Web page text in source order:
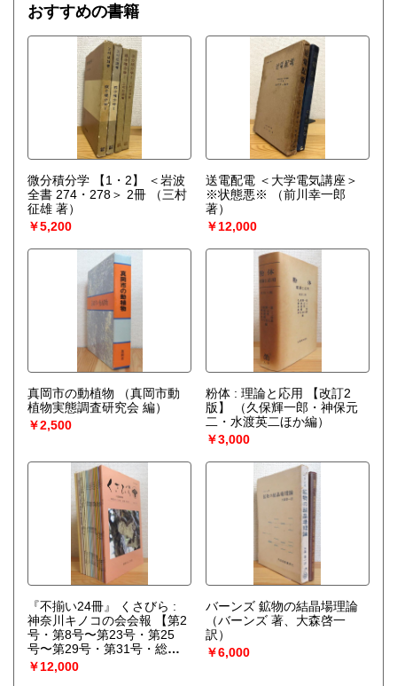
おすすめの書籍
微分積分学 【1・2】 ＜岩波
全書 274・278＞ 2冊
（三村
征雄 著）
￥5,200
送電配電 ＜大学電気講座＞
※状態悪※
（前川幸一郎
著）
￥12,000
真岡市の動植物
（真岡市動
植物実態調査研究会 編）
￥2,500
粉体 : 理論と応用 【改訂2
版】
（久保輝一郎・神保元
二・水渡英二ほか編）
￥3,000
『不揃い24冊』 くさびら :
神奈川キノコの会会報 【第2
号・第8号〜第23号・第25
号〜第29号・第31号・総索
引1冊(1999：No.1〜
No.20)】 不揃い計24冊
￥12,000
バーンズ 鉱物の結晶場理論
（バーンズ 著、大森啓一
訳）
￥6,000